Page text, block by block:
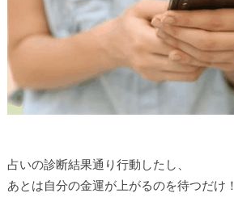
占いの診断結果通り行動したし、
あとは自分の金運が上がるのを待つだけ！